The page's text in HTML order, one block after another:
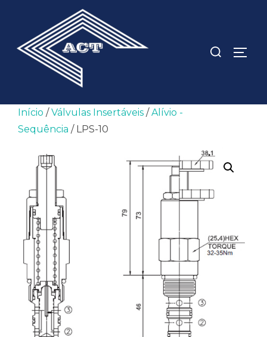
conteúdo
Pesquisar
Início /Válvulas Insertáveis /Alívio -
Sequência / LPS-10